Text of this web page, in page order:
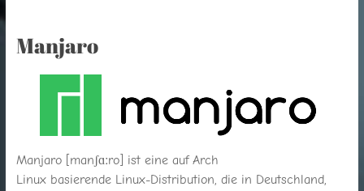
Manjaro
Manjaro [manʃɑːro] ist eine auf Arch
Linux basierende Linux-Distribution, die in Deutschland,